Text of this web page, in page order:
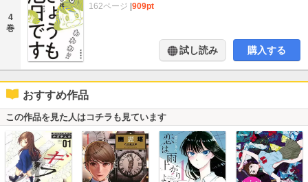
4
巻
162ページ |909pt
試し読み 購入する
おすすめ作品
この作品を見た人はコチラも見ています